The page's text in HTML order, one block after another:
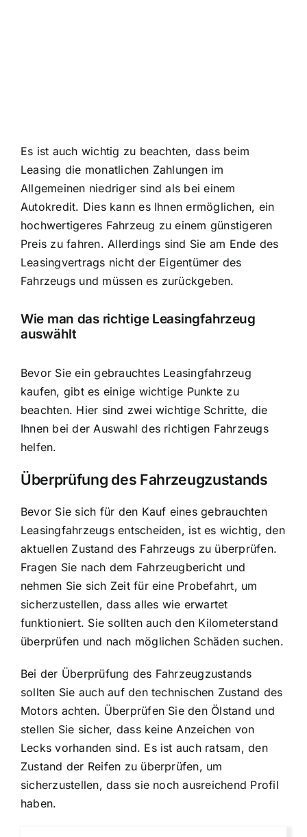
Es ist auch wichtig zu beachten, dass beim
Leasing die monatlichen Zahlungen im
Allgemeinen niedriger sind als bei einem
Autokredit. Dies kann es Ihnen ermöglichen, ein
hochwertigeres Fahrzeug zu einem günstigeren
Preis zu fahren. Allerdings sind Sie am Ende des
Leasingvertrags nicht der Eigentümer des
Fahrzeugs und müssen es zurückgeben.
Wie man das richtige Leasingfahrzeug
auswählt
Bevor Sie ein gebrauchtes Leasingfahrzeug
kaufen, gibt es einige wichtige Punkte zu
beachten. Hier sind zwei wichtige Schritte, die
Ihnen bei der Auswahl des richtigen Fahrzeugs
helfen.
Überprüfung des Fahrzeugzustands
Bevor Sie sich für den Kauf eines gebrauchten
Leasingfahrzeugs entscheiden, ist es wichtig, den
aktuellen Zustand des Fahrzeugs zu überprüfen.
Fragen Sie nach dem Fahrzeugbericht und
nehmen Sie sich Zeit für eine Probefahrt, um
sicherzustellen, dass alles wie erwartet
funktioniert. Sie sollten auch den Kilometerstand
überprüfen und nach möglichen Schäden suchen.
Bei der Überprüfung des Fahrzeugzustands
sollten Sie auch auf den technischen Zustand des
Motors achten. Überprüfen Sie den Ölstand und
stellen Sie sicher, dass keine Anzeichen von
Lecks vorhanden sind. Es ist auch ratsam, den
Zustand der Reifen zu überprüfen, um
sicherzustellen, dass sie noch ausreichend Profil
haben.